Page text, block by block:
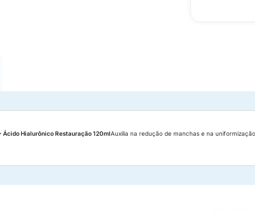
Ácido Hialurônico Restauração 120mlAuxilia na redução de manchas e na